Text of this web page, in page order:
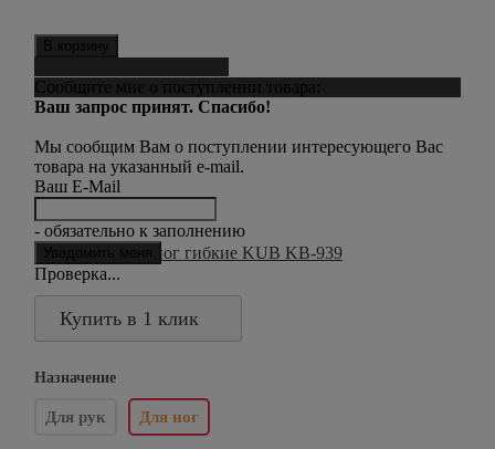
В корзину
Сообщите мне о поступлении товара:
Ваш запрос принят. Спасибо!
Мы сообщим Вам о поступлении интересующего Вас
товара на указанный e-mail.
Ваш E-Mail
- обязательно к заполнению
Проверка...
Купить в 1 клик
Назначение
Для рук Для ног